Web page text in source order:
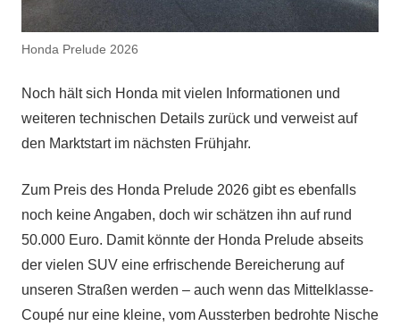
Honda Prelude 2026
Noch hält sich Honda mit vielen Informationen und
weiteren technischen Details zurück und verweist auf
den Marktstart im nächsten Frühjahr.
Zum Preis des Honda Prelude 2026 gibt es ebenfalls
noch keine Angaben, doch wir schätzen ihn auf rund
50.000 Euro. Damit könnte der Honda Prelude abseits
der vielen SUV eine erfrischende Bereicherung auf
unseren Straßen werden – auch wenn das Mittelklasse-
Coupé nur eine kleine, vom Aussterben bedrohte Nische